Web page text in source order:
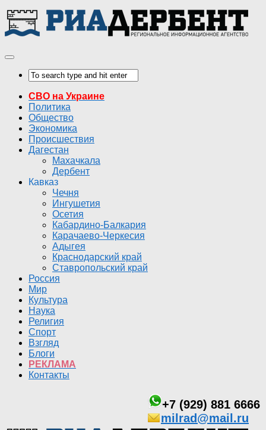
СВО на Украине
Политика
Общество
Экономика
Происшествия
Дагестан
Махачкала
Дербент
Кавказ
Чечня
Ингушетия
Осетия
Кабардино-Балкария
Карачаево-Черкесия
Адыгея
Краснодарский край
Ставропольский край
Россия
Мир
Культура
Наука
Религия
Спорт
Взгляд
Блоги
РЕКЛАМА
Контакты
+7 (929) 881 6666
milrad@mail.ru